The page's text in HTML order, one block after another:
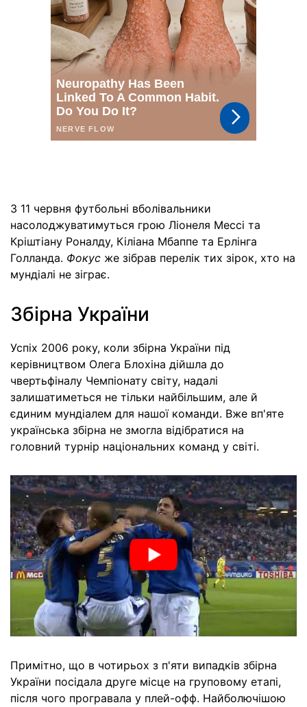
З 11 червня футбольні вболівальники
насолоджуватимуться грою Ліонеля Мессі та
Кріштіану Роналду, Кіліана Мбаппе та Ерлінга
Голланда. Фокус же зібрав перелік тих зірок, хто на
мундіалі не зіграє.
Збірна України
Успіх 2006 року, коли збірна України під
керівництвом Олега Блохіна дійшла до
чвертьфіналу Чемпіонату світу, надалі
залишатиметься не тільки найбільшим, але й
єдиним мундіалем для нашої команди. Вже вп'яте
українська збірна не змогла відібратися на
головний турнір національних команд у світі.
Примітно, що в чотирьох з п'яти випадків збірна
України посідала друге місце на груповому етапі,
після чого програвала у плей-офф. Найболючішою